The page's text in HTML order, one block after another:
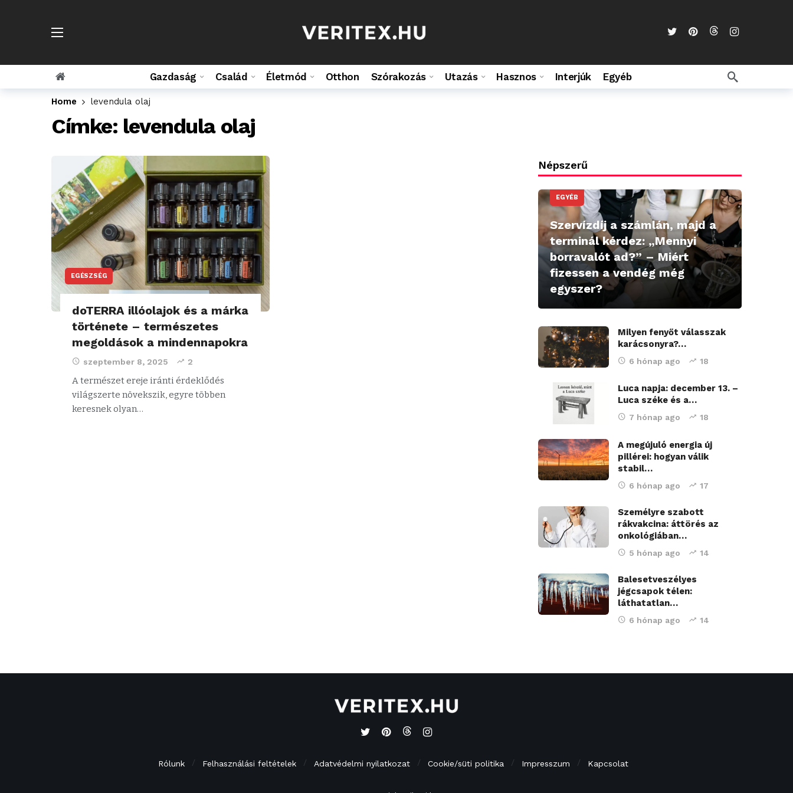
Gazdaság Család Életmód Otthon Szórakozás Utazás Hasznos Interjúk Egyéb
Home levendula olaj
Címke: levendula olaj
EGÉSZSÉG
doTERRA illóolajok és a márka
története – természetes
megoldások a mindennapokra
szeptember 8, 2025 2
A természet ereje iránti érdeklődés
világszerte növekszik, egyre többen
keresnek olyan…
Népszerű
EGYÉB
Szervízdíj a számlán, majd a
terminál kérdez: „Mennyi
borravalót ad?” – Miért
fizessen a vendég még
egyszer?
Milyen fenyőt válasszak
karácsonyra?…
6 hónap ago 18
Luca napja: december 13. –
Luca széke és a…
7 hónap ago 18
A megújuló energia új
pillérei: hogyan válik
stabil…
6 hónap ago 17
Személyre szabott
rákvakcina: áttörés az
onkológiában…
5 hónap ago 14
Balesetveszélyes
jégcsapok télen:
láthatatlan…
6 hónap ago 14
Rólunk Felhasználási feltételek Adatvédelmi nyilatkozat Cookie/süti politika Impresszum Kapcsolat